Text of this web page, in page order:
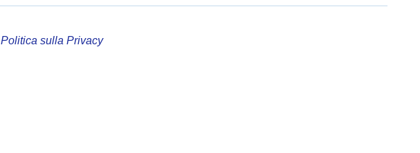
Politica sulla Privacy